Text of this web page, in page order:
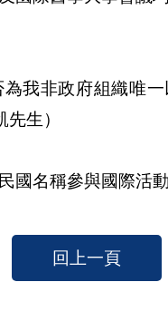
我非政府組織唯
生）
國名稱參與國際活
回上一頁